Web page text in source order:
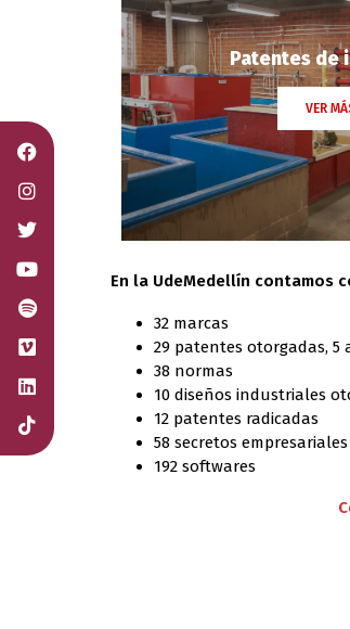
Patentes de
VER
En la UdeMedellín contamos
32 marcas
29 patentes otorgadas,
38 normas
10 diseños industriales
12 patentes radicadas
58 secretos empresariales
192 softwares